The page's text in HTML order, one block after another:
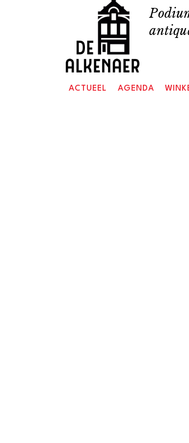
ACTUEEL AGENDA